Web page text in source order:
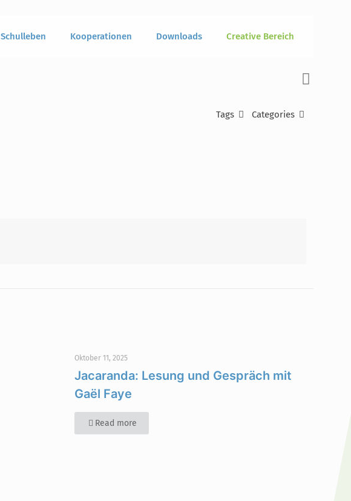
Schulleben Kooperationen Downloads Creative Bereich
Categories
Tags
Oktober 11, 2025
Jacaranda: Lesung und Gespräch mit
Gaël Faye
Read more